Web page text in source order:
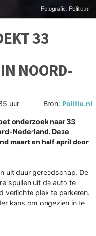
33
NOORD-
uur Bron: Politie.nl
onderzoek naar 33
Nederland. Deze
maart en half april door
uit duur gereedschap. De
spullen uit de auto te
verlichte plek te parkeren.
kans om ongezien in te